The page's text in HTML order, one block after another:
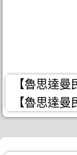
【魯思達曼
【魯思達曼